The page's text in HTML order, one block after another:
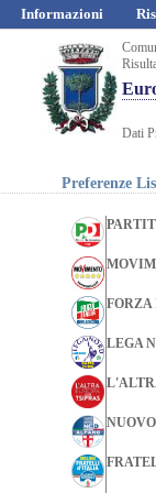
Informazioni
Dati
Preferenze
LEGA